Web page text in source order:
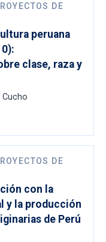
DE
peruana
clase, raza y
Cucho
DE
con la
y la producción
de Perú